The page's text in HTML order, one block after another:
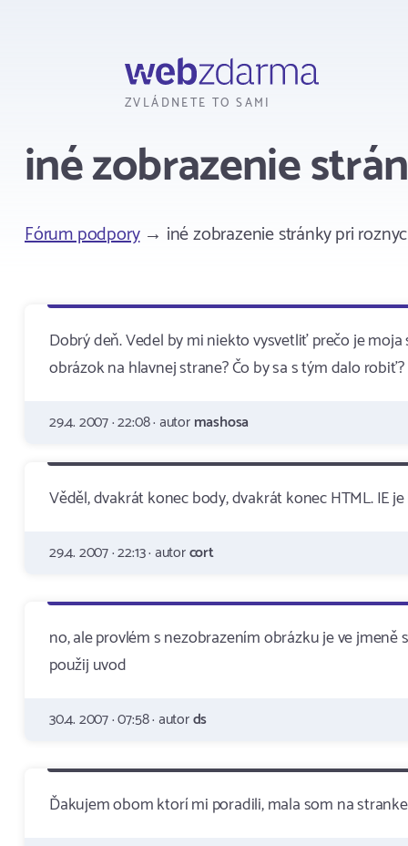
ZVLÁDNETE TO SAMI
iné zobrazenie
Fórum podpory→ iné zobrazenie stránky pri
Dobrý deň. Vedel by mi niekto vysvetliť prečo je moja
obrázok na hlavnej strane? Čo by sa s tým dalo robiť?
29.4. 2007 · 22:08 · autormashosa
Věděl, dvakrát konec body, dvakrát konec HTML. IE
29.4. 2007 · 22:13 · autorcort
no, ale provlém s nezobrazením obrázku je ve
použij uvod
30.4. 2007 · 07:58 · autords
Ďakujem obom ktorí mi poradili, mala som na